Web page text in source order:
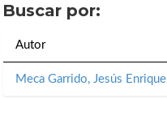
Buscar por:
Autor
Meca Garrido, Jesús Enrique